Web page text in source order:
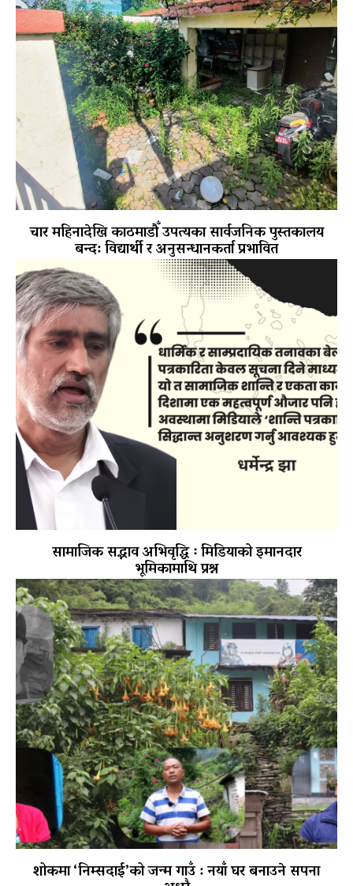
चार महिनादेखि काठमाडौँ उपत्यका सार्वजनिक पुस्तकालय
बन्द: विद्यार्थी र अनुसन्धानकर्ता प्रभावित
सामाजिक सद्भाव अभिवृद्धि ः मिडियाको इमानदार
भूमिकामाथि प्रश्न
शोकमा ‘निम्सदाई’को जन्म गाउँ : नयाँ घर बनाउने सपना